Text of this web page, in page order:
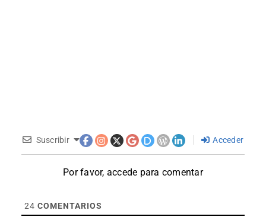
Suscribir Acceder
Por favor, accede para comentar
24 COMENTARIOS